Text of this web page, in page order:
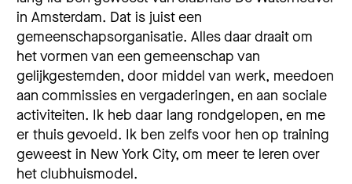
in Amsterdam. Dat is juist een
gemeenschapsorganisatie. Alles daar draait om
het vormen van een gemeenschap van
gelijkgestemden, door middel van werk, meedoen
aan commissies en vergaderingen, en aan sociale
activiteiten. Ik heb daar lang rondgelopen, en me
er thuis gevoeld. Ik ben zelfs voor hen op training
geweest in New York City, om meer te leren over
het clubhuismodel.